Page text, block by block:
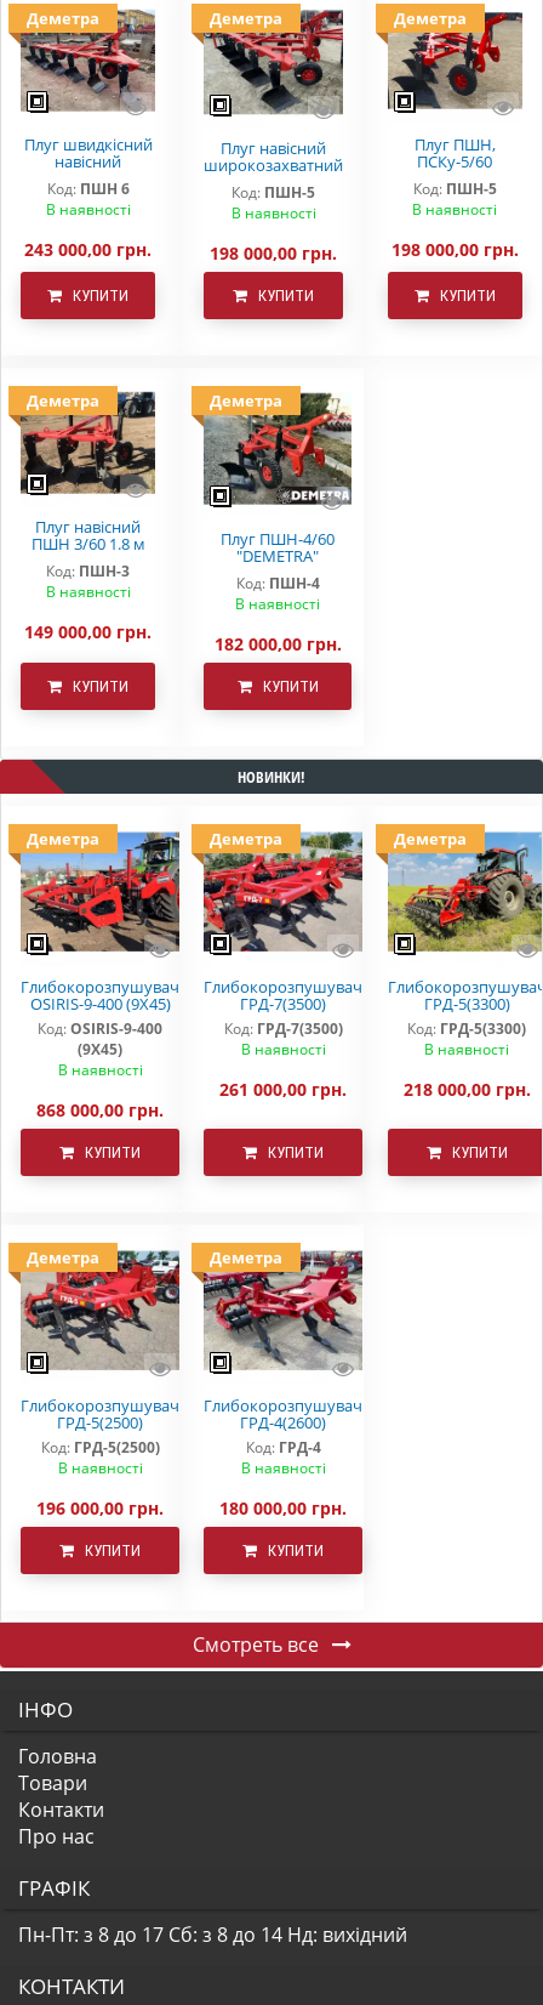
Деметра
Плуг швидкісний
навісний
6 Деметра
Код: ПШН 6
В наявності
243 000,00 грн.
КУПИТИ
Деметра
Плуг навісний
широкозахватний
ПШН 5/60 плуг
ПСКу-5 від заводу
виробника
Код: ПШН-5
В наявності
198 000,00 грн.
КУПИТИ
Деметра
Плуг ПШН,
ПСКу-5/60
(швидкісний)
Деметра
Код: ПШН-5
В наявності
198 000,00 грн.
КУПИТИ
Деметра
Плуг навісний
ПШН 3/60 1.8 м
захват на
трактори від 110
к.с.
Код: ПШН-3
В наявності
149 000,00 грн.
КУПИТИ
Деметра
Плуг ПШН-4/60
"DEMETRA"
(широкозахватний,
швидкісний) ПСК
ПСК
Код: ПШН-4
В наявності
182 000,00 грн.
КУПИТИ
НОВИНКИ!
Деметра
Глибокорозпушувач
OSIRIS-9-400 (9Х45)
Код:OSIRIS-9-400
(9Х45)
В наявності
868 000,00 грн.
КУПИТИ
Деметра
Глибокорозпушувач
ГРД-7(3500)
Код: ГРД-7(3500)
В наявності
261 000,00 грн.
КУПИТИ
Деметра
ГРД-5(3300)
Код: ГРД-5(3300)
В наявності
218 000,00 грн.
КУПИТИ
Деметра
Глибокорозпушувач
ГРД-5(2500)
Код: ГРД-5(2500)
В наявності
196 000,00 грн.
КУПИТИ
Деметра
Глибокорозпушувач
ГРД-4(2600)
Код: ГРД-4
В наявності
180 000,00 грн.
КУПИТИ
Смотреть все
ІНФО
Головна
Товари
Контакти
Про нас
ГРАФІК
Пн-Пт: з 8 до 17 Сб: з 8 до 14 Нд: вихідний
КОНТАКТИ